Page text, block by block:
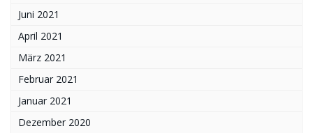
Juni 2021
April 2021
März 2021
Februar 2021
Januar 2021
Dezember 2020